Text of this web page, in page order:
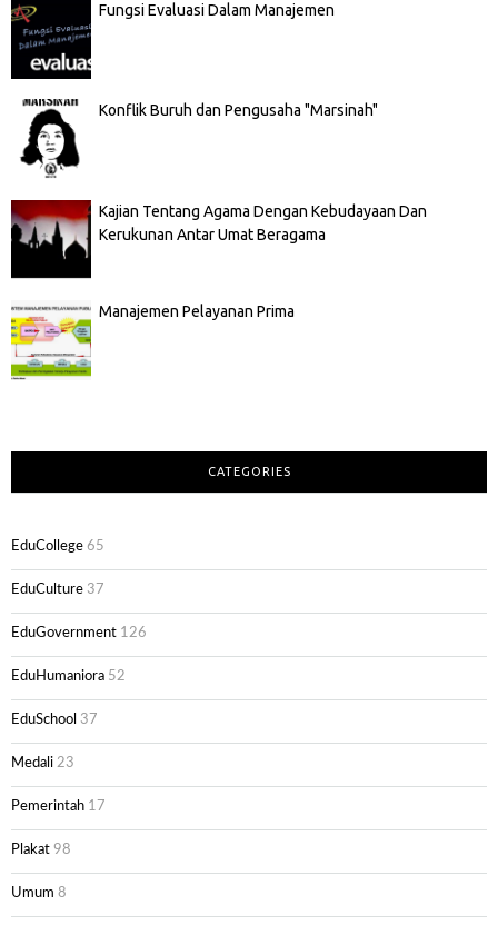
Fungsi Evaluasi Dalam Manajemen
Konflik Buruh dan Pengusaha "Marsinah"
Kajian Tentang Agama Dengan Kebudayaan Dan
Kerukunan Antar Umat Beragama
Manajemen Pelayanan Prima
CATEGORIES
EduCollege 65
EduCulture 37
EduGovernment 126
EduHumaniora 52
EduSchool 37
Medali 23
Pemerintah 17
Plakat 98
Umum 8